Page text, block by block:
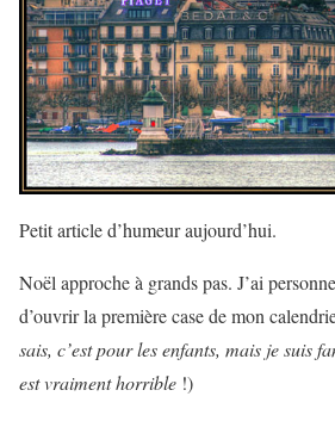
Petit article d’humeur aujourd’hui.
Noël approche à grands pas. J’ai
d’ouvrir la première case de mon
sais, c’est pour les enfants, mais je suis
est vraiment horrible !)